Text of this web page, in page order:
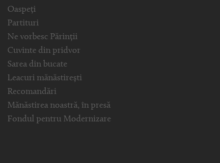
Oaspeți
Partituri
Ne vorbesc Părinții
Cuvinte din pridvor
Sarea din bucate
Leacuri mănăstirești
Recomandări
Mănăstirea noastră, în presă
Fondul pentru Modernizare